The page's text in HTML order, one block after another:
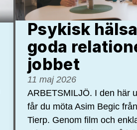
Psykisk
goda
jobbet
11 maj 2026
ARBETSMILJÖ. I den här
får du möta Asim Begic
Tierp. Genom film och